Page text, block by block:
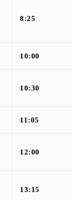
8:25
10:00
10:30
11:05
12:00
13:15